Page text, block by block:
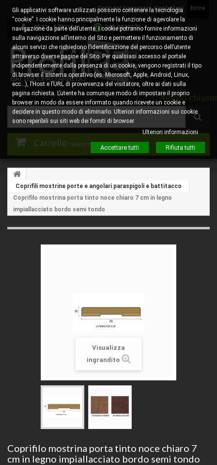
Entra
Contattaci
Costi del trasporto
0522 - 578310 345.8829473
Carrello (vuoto)
Avviso chiusura
Coprifili mostrine porte e angolari paraspigoli e battitacco
Coprifilo mostrina porta tinto noce chiaro 7 cm in legno
impiallacciato bordo semi tondo
Visualizza
ingrandito
Coprifilo mostrina porta tinto noce chiaro 7
cm in legno impiallacciato bordo semi tondo
Gli applicativi software utilizzati possono contenere la tecnologia
“cookie”. I cookie hanno principalmente la funzione di agevolare la
navigazione da parte dell’utente. I cookie potranno fornire informazioni
sulla navigazione all’interno del Sito e permettere il funzionamento di
alcuni servizi che richiedono l’identificazione del percorso dell’utente
attraverso diverse pagine del Sito. Per qualsiasi accesso al portale
indipendentemente dalla presenza di un cookie, vengono registrati il tipo
di browser il sistema operativo (es. Microsoft, Apple, Android, Linux,
ecc…), l’Host e l’URL di provenienza del visitatore, oltre ai dati sulla
pagina richiesta. L’utente ha comunque modo di impostare il proprio
browser in modo da essere informato quando ricevete un cookie e
decidere in questo modo di eliminarlo. Ulteriori informazioni sui cookie
sono reperibili sui siti web dei forniti di browser.
Ulteriori informazioni
Accettare tutti Rifiuta tutti